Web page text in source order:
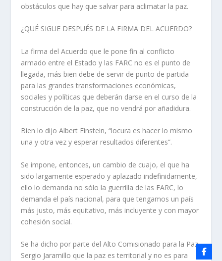
obstáculos que hay que salvar para aclimatar la paz.
¿QUÉ SIGUE DESPUÉS DE LA FIRMA DEL ACUERDO?
La firma del Acuerdo que le pone fin al conflicto
armado entre el Estado y las FARC no es el punto de
llegada, más bien debe de servir de punto de partida
para las grandes transformaciones económicas,
sociales y políticas que deberán darse en el curso de la
construcción de la paz, que no vendrá por añadidura.
Bien lo dijo Albert Einstein, “locura es hacer lo mismo
una y otra vez y esperar resultados diferentes”.
Se impone, entonces, un cambio de cuajo, el que ha
sido largamente esperado y aplazado indefinidamente,
ello lo demanda no sólo la guerrilla de las FARC, lo
demanda el país nacional, para que tengamos un país
más justo, más equitativo, más incluyente y con mayor
cohesión social.
Se ha dicho por parte del Alto Comisionado para la Paz
Sergio Jaramillo que la paz es territorial y no es para